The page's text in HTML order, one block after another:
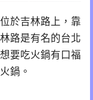
於吉林路上，靠
路是有名的台北
要吃火鍋有口福
鍋。